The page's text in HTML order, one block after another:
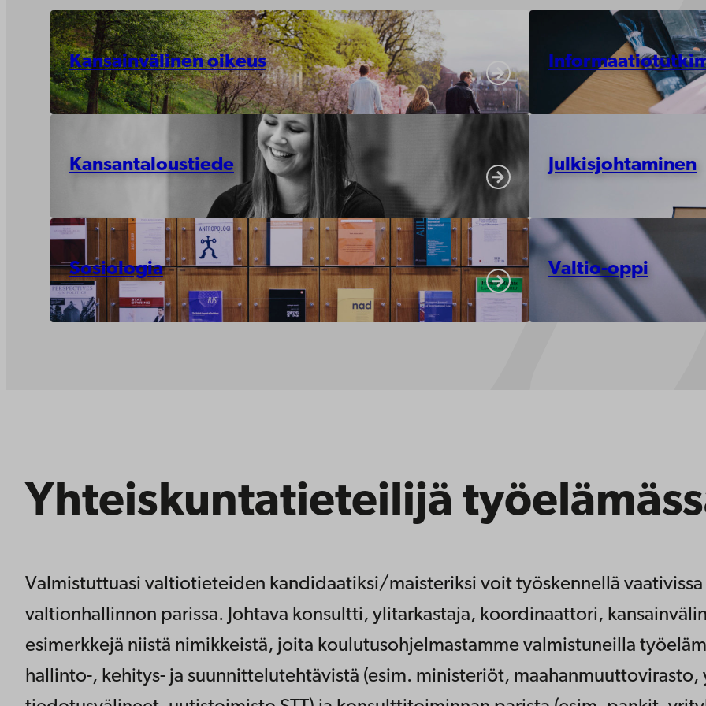
Kansainvälinen oikeus
Kansantaloustiede Julkisjohtaminen
Sosiologia Valtio-oppi
Yhteiskuntatieteilijä
Valmistuttuasi valtiotieteiden kandidaatiksi/maisteriksi voit työskennellä
valtionhallinnon parissa. Johtava konsultti, ylitarkastaja, koordinaattori,
esimerkkejä niistä nimikkeistä, joita koulutusohjelmastamme valmistuneilla
hallinto-, kehitys- ja suunnittelutehtävistä (esim. ministeriöt,